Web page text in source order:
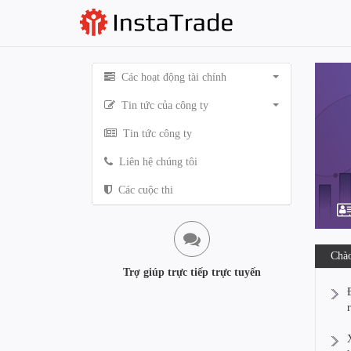
Các hoạt động tài chính
Tin tức của công ty
Tin tức công ty
Liên hệ chúng tôi
Các cuộc thi
Trợ giúp trực tiếp trực tuyến